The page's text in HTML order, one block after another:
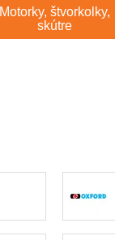
Motorky, štvorkolky,
skútre